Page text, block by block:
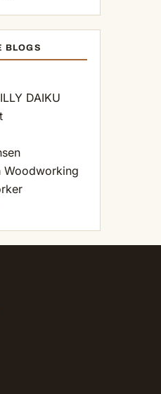
BLOGS
DAIKU
Woodworking